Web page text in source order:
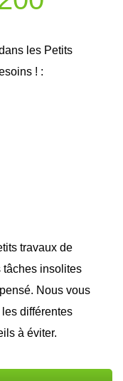
les Petits
! :
travaux de
tâches insolites
Nous vous
différentes
à éviter.